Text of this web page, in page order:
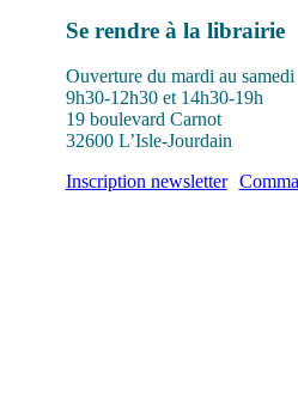
Se rendre à la librairie
Ouverture du mardi au samedi
9h30-12h30 et 14h30-19h
19 boulevard Carnot
32600 L’Isle-Jourdain
Inscription newsletter